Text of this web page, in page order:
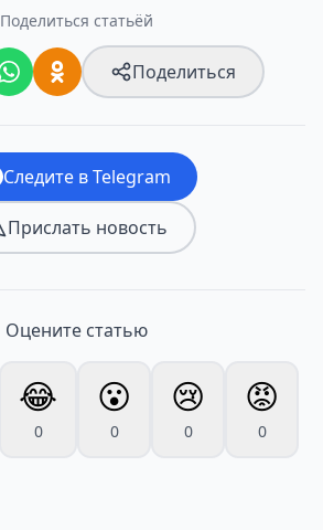
Поделиться статьёй
Поделиться
Следите в Telegram
Прислать новость
Оцените статью
😂
0
😮
0
😢
0
😡
0